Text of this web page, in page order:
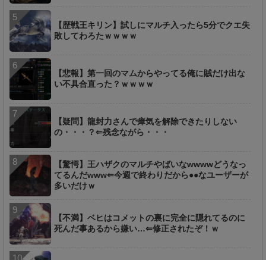
【歴戦王キリン】試しにマルチ入ったら5分でクエ失
敗してわろたｗｗｗｗ
【悲報】第一回のマムからやってる俺に賊だけ出な
い不具合直った？ｗｗｗｗ
【疑問】龍封力さんで瘴気を解除できたりしない
の・・・？⇐残念ながら・・・
【驚愕】王ハザクのマルチやばいなwwwwどうなっ
てるんだwww⇐今週で終わりだから●●なユーザーが
多いだけｗ
【不満】ベヒはコメットの裏に完全に隠れてるのに
死んだ事あるから嫌い…⇐修正されたぞ！ｗ